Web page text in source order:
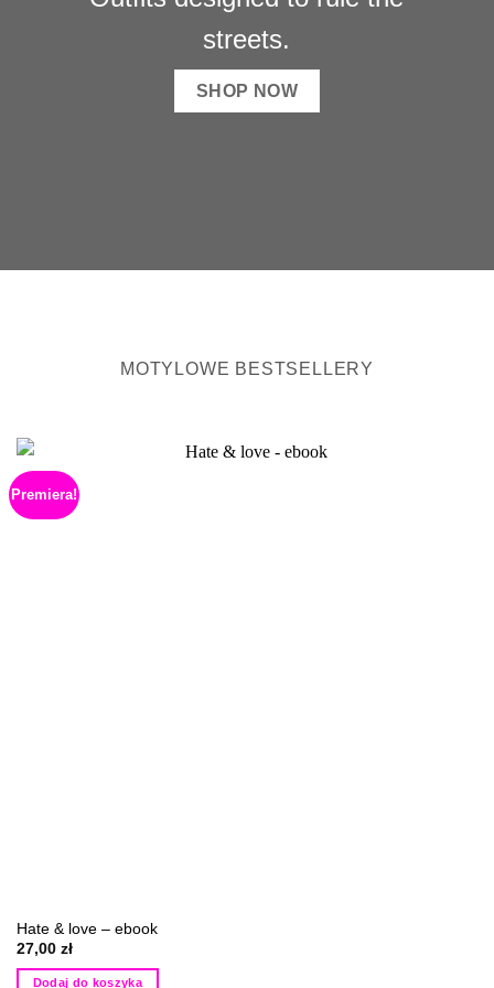
streets.
SHOP NOW
MOTYLOWE BESTSELLERY
Premiera!
Hate & love – ebook
27,00 zł
Dodaj do koszyka